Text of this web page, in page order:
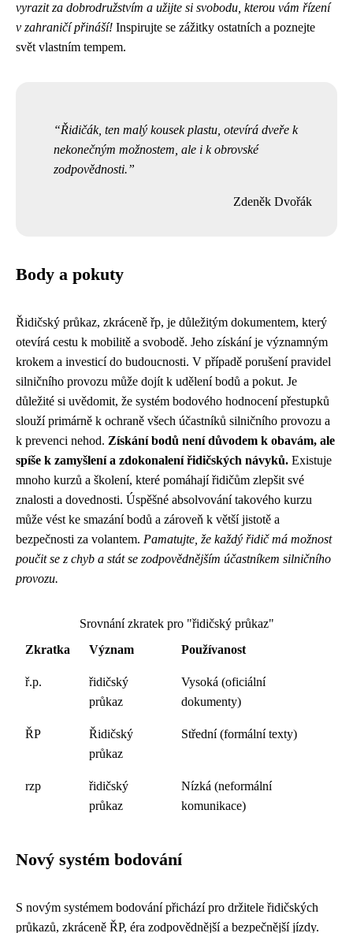
vyrazit za dobrodružstvím a užijte si svobodu, kterou vám řízení
v zahraničí přináší! Inspirujte se zážitky ostatních a poznejte
svět vlastním tempem.
Řidičák, ten malý kousek plastu, otevírá dveře k
nekonečným možnostem, ale i k obrovské
zodpovědnosti.
Zdeněk Dvořák
Body a pokuty
Řidičský průkaz, zkráceně řp, je důležitým dokumentem, který
otevírá cestu k mobilitě a svobodě. Jeho získání je významným
krokem a investicí do budoucnosti. V případě porušení pravidel
silničního provozu může dojít k udělení bodů a pokut. Je
důležité si uvědomit, že systém bodového hodnocení přestupků
slouží primárně k ochraně všech účastníků silničního provozu a
k prevenci nehod. Získání bodů není důvodem k obavám, ale
spíše k zamyšlení a zdokonalení řidičských návyků. Existuje
mnoho kurzů a školení, které pomáhají řidičům zlepšit své
znalosti a dovednosti. Úspěšné absolvování takového kurzu
může vést ke smazání bodů a zároveň k větší jistotě a
bezpečnosti za volantem. Pamatujte, že každý řidič má možnost
poučit se z chyb a stát se zodpovědnějším účastníkem silničního
provozu.
Srovnání zkratek pro "řidičský průkaz"
Zkratka
Význam Používanost
ř.p.
řidičský
průkaz
Vysoká (oficiální
dokumenty)
ŘP
Řidičský
průkaz
Střední (formální texty)
rzp
řidičský
průkaz
Nízká (neformální
komunikace)
Nový systém bodování
S novým systémem bodování přichází pro držitele řidičských
průkazů, zkráceně ŘP, éra zodpovědnější a bezpečnější jízdy.